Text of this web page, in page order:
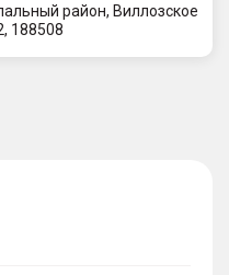
район, Виллозское
188508